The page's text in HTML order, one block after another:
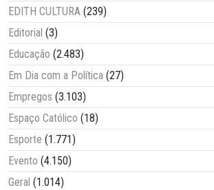
EDITH CULTURA (239)
Editorial (3)
Educação (2.483)
Em Dia com a Política (27)
Empregos (3.103)
Espaço Católico (18)
Esporte (1.771)
Evento (4.150)
Geral (1.014)